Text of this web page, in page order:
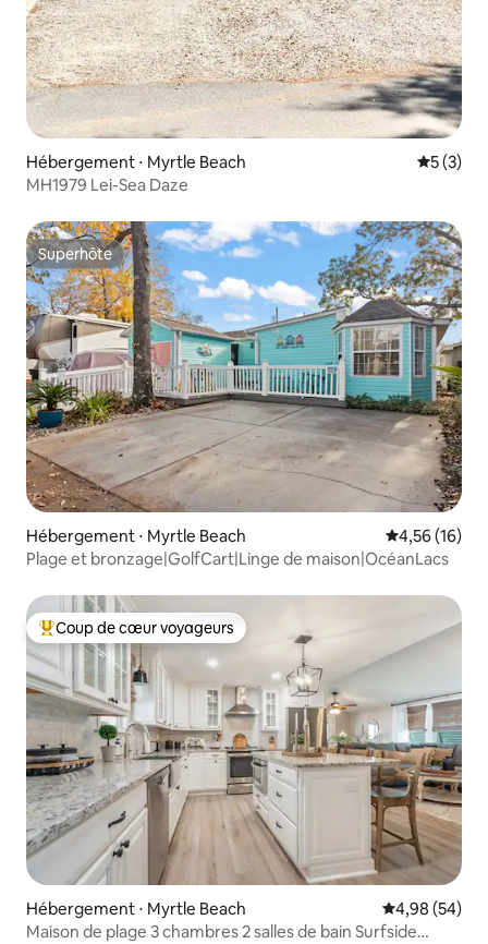
Hébergement ⋅ Myrtle Beach
5 (3)
MH1979 Lei-Sea Daze
Superhôte
Superhôte
Hébergement ⋅ Myrtle Beach Évaluation
4,56 (16)
Plage et bronzage|GolfCart|Linge de maison|OcéanLacs
Coups de cœur voyageurs les plus appréciés
Coup de cœur voyageurs
Hébergement ⋅ Myrtle Beach Évaluation
4,98 (54)
Maison de plage 3 chambres 2 salles de bain Surfside